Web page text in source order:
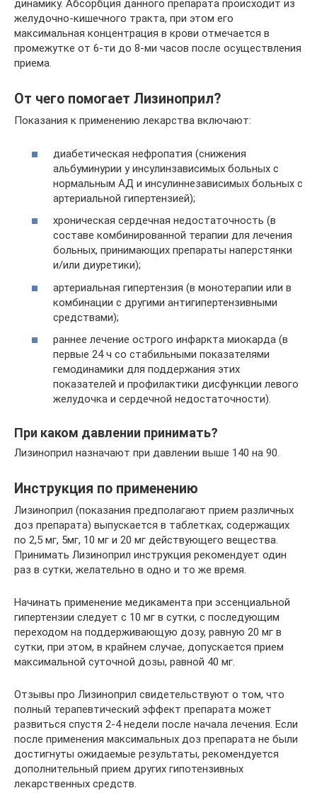
динамику. Абсорбция данного препарата происходит из
желудочно-кишечного тракта, при этом его
максимальная концентрация в крови отмечается в
промежутке от 6-ти до 8-ми часов после осуществления
приема.
От чего помогает Лизиноприл?
Показания к применению лекарства включают:
диабетическая нефропатия (снижения
альбуминурии у инсулинзависимых больных с
нормальным АД и инсулиннезависимых больных с
артериальной гипертензией);
хроническая сердечная недостаточность (в
составе комбинированной терапии для лечения
больных, принимающих препараты наперстянки
и/или диуретики);
артериальная гипертензия (в монотерапии или в
комбинации с другими антигипертензивными
средствами);
раннее лечение острого инфаркта миокарда (в
первые 24 ч со стабильными показателями
гемодинамики для поддержания этих
показателей и профилактики дисфункции левого
желудочка и сердечной недостаточности).
При каком давлении принимать?
Лизиноприл назначают при давлении выше 140 на 90.
Инструкция по применению
Лизиноприл (показания предполагают прием различных
доз препарата) выпускается в таблетках, содержащих
по 2,5 мг, 5мг, 10 мг и 20 мг действующего вещества.
Принимать Лизиноприл инструкция рекомендует один
раз в сутки, желательно в одно и то же время.
Начинать применение медикамента при эссенциальной
гипертензии следует с 10 мг в сутки, с последующим
переходом на поддерживающую дозу, равную 20 мг в
сутки, при этом, в крайнем случае, допускается прием
максимальной суточной дозы, равной 40 мг.
Отзывы про Лизиноприл свидетельствуют о том, что
полный терапевтический эффект препарата может
развиться спустя 2-4 недели после начала лечения. Если
после применения максимальных доз препарата не были
достигнуты ожидаемые результаты, рекомендуется
дополнительный прием других гипотензивных
лекарственных средств.